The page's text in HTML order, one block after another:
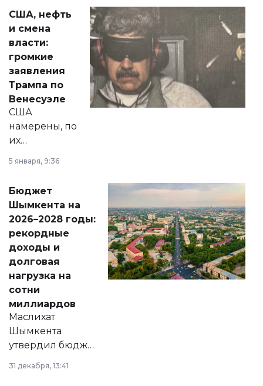
актуальных тем —
от слухов о
политических
реформах до
вопросов армии,
экономики и
личного здоровья.
США, нефть
и смена
власти:
громкие
заявления
Трампа по
Венесуэле
США
намерены, по
их
принести
народу
Венесуэлы.
5 января, 9:36
Бюджет
Шымкента на
2026–2028 годы:
рекордные
доходы и
долговая
нагрузка на
сотни
миллиардов
Маслихат
Шымкента
утвердил бюджет
города на 2026–
2028 годы.
31 декабря, 13:41